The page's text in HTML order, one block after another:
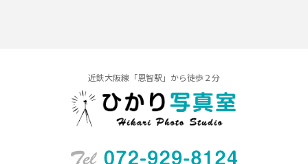
近鉄大阪線「恩智駅」から徒歩２分